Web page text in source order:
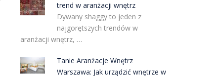
trend w aranżacji wnętrz
Dywany shaggy to jeden z
najgorętszych trendów w
aranżacji wnętrz, …
Tanie Aranżacje Wnętrz
Warszawa: Jak urządzić wnętrze w